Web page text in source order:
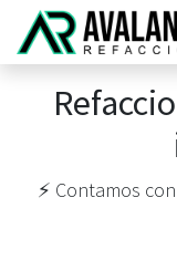
Ir al contenido
⚡️ Contamos